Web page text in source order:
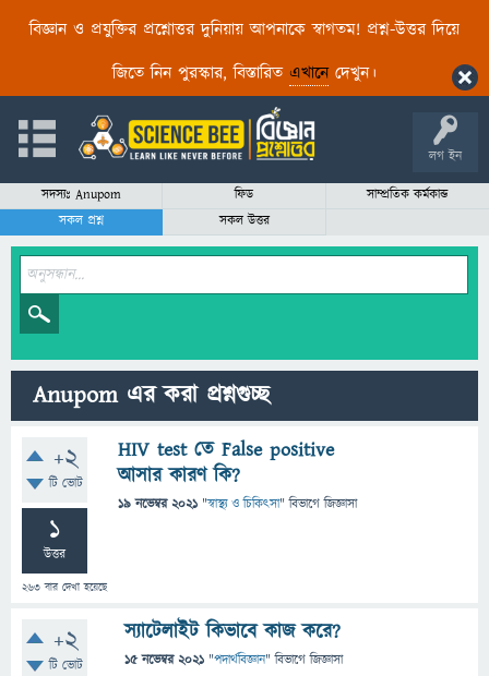
বিজ্ঞান ও প্রযুক্তির প্রশ্নোত্তর দুনিয়ায় আপনাকে স্বাগতম! প্রশ্ন-উত্তর দিয়ে
জিতে নিন পুরস্কার, বিস্তারিত এখানেদেখুন।
লগ ইন
সদস্যঃ Anupom ফিড
সাম্প্রতিক কর্মকান্ড
সকল প্রশ্ন
সকল উত্তর
Anupom এর করা প্রশ্নগুচ্ছ
+2
টি ভোট
1
উত্তর
263 বার দেখা হয়েছে
HIV test তে False positive
আসার কারণ কি?
19 নভেম্বর 2021 "স্বাস্থ্য ও চিকিৎসা" বিভাগে জিজ্ঞাসা
+2
টি ভোট
স্যাটেলাইট কিভাবে কাজ করে?
15 নভেম্বর 2021 "পদার্থবিজ্ঞান" বিভাগে জিজ্ঞাসা